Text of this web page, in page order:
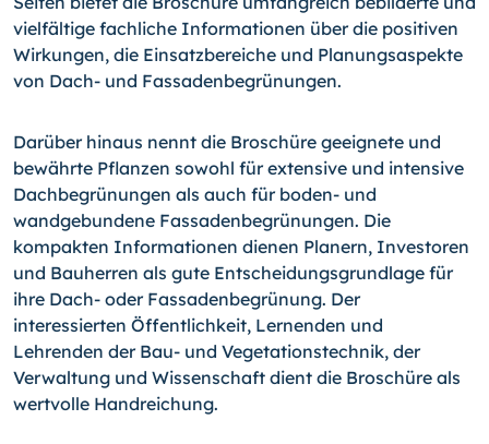
vielfältige fachliche Informationen über die positiven
Wirkungen, die Einsatzbereiche und Planungsaspekte
von Dach- und Fassadenbegrünungen.
Darüber hinaus nennt die Broschüre geeignete und
bewährte Pflanzen sowohl für extensive und intensive
Dachbegrünungen als auch für boden- und
wandgebundene Fassadenbegrünungen. Die
kompakten Informationen dienen Planern, Investoren
und Bauherren als gute Entscheidungsgrundlage für
ihre Dach- oder Fassadenbegrünung. Der
interessierten Öffentlichkeit, Lernenden und
Lehrenden der Bau- und Vegetationstechnik, der
Verwaltung und Wissenschaft dient die Broschüre als
wertvolle Handreichung.